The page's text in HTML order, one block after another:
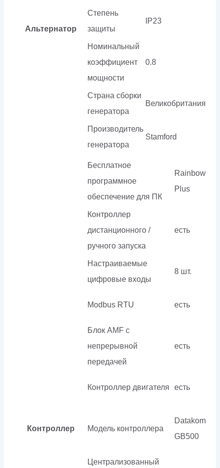
Альтернатор
Степень
защиты
IP23
Номинальный
коэффициент
мощности
0.8
Страна сборки
генератора
Великобритания
Производитель
генератора
Stamford
Контроллер
Бесплатное
программное
обеспечение для ПК
Rainbow
Plus
Контроллер
дистанционного /
ручного запуска
есть
Настраиваемые
цифровые входы
8 шт.
Modbus RTU есть
Блок AMF с
непрерывной
передачей
есть
Контроллер двигателя есть
Модель контроллера
Datakom
GB500
Централизованный